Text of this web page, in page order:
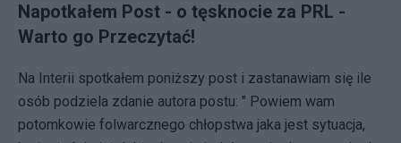
Napotkałem Post - o tęsknocie za PRL -
Warto go Przeczytać!
Na Interii spotkałem poniższy post i zastanawiam się ile
osób podziela zdanie autora postu: " Powiem wam
potomkowie folwarcznego chłopstwa jaka jest sytuacja,